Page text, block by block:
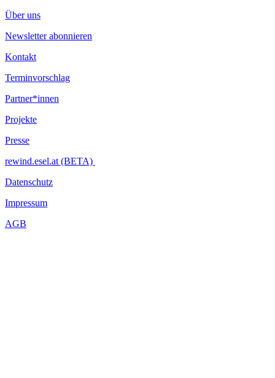
Über uns
Newsletter abonnieren
Kontakt
Terminvorschlag
Partner*innen
Projekte
Presse
rewind.esel.at (BETA)
Datenschutz
Impressum
AGB